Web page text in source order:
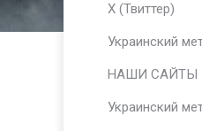
Х (Твиттер)
Украинский
НАШИ САЙТЫ
Украинский